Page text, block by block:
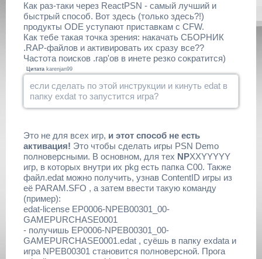
Как раз-таки через ReactPSN - самый лучший и
быстрый способ. Вот здесь (только здесь?!)
продукты ODE уступают приставкам с CFW.
Как тебе такая точка зрения: накачать СБОРНИК
.RAP-файлов и активировать их сразу все??
Частота поисков .rap'ов в инете резко сократится)
Цитата karenjan99
если сделать по этой инструкции и кинуть edat в
папку exdat то запустится игра?
Это не для всех игр, и этот способ не есть
активация! Это чтобы сделать игры PSN Demo
полноверсными. В основном, для тех NPXXYYYYY
игр, в которых внутри их pkg есть папка C00. Также
файл.edat можно получить, узнав ContentID игры из
её PARAM.SFO , а затем ввести такую команду
(пример):
edat-license EP0006-NPEB00301_00-
GAMEPURCHASE0001
- получишь EP0006-NPEB00301_00-
GAMEPURCHASE0001.edat , суёшь в папку exdata и
игра NPEB00301 становится полноверсной. Прога